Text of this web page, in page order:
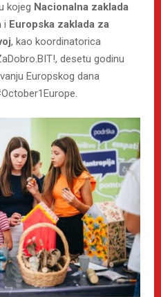
kojeg Nacionalna zaklada
i Europska zaklada za
, kao koordinatorica
desetu godinu
Europskog dana